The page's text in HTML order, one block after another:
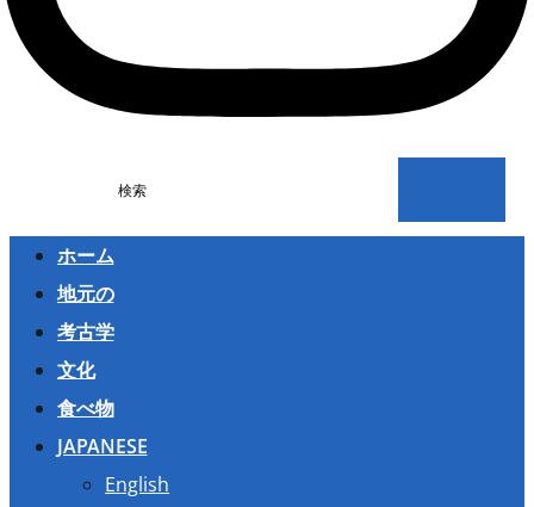
検索
ホーム
地元の
考古学
文化
食べ物
JAPANESE
English